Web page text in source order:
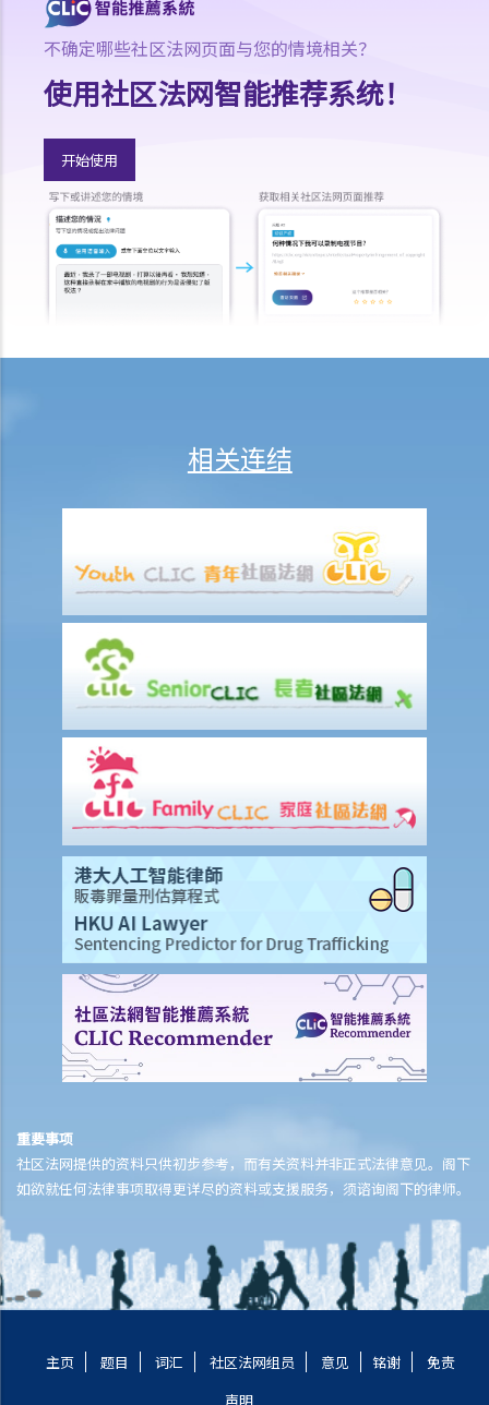
1. 签订正式买卖合约及缴付加付订金（大订）的一般步骤是怎样？
2. 我（作为买方）签订临时买卖合约后，才打算在正式买卖合约中加入
配偶或父母的姓名。我可否这样做？
意甚么？
4. 如果我想把我的物业给我的丈夫/妻子，我应该签订买卖合约还是执行
「 送楼契」？
5. 住宅物业买卖合约所徵收的印花税（厘印费）是多少？
6.「住宅」及「商业」物业之印花税缴付手续是否有所不同？
7. 买方否可申请廷迟缴交印花税？
9. 处理物业交易的律师费是多少？有关费用是否按楼价之定额比例计
11. 如果卖方/买方预期他会离开香港，因此无法签署正式买卖合约，他
违反买卖合约的后果
1. 如果合约一方有其他过失（例如卖方把单位厨房内的一个小窗口打
破），另外一方可否终止买卖合约或追讨赔偿？
1. 双方在签署正式买卖合约后但于交楼日之前，有一些新费用出现（例
如关于大厦的维修费），这些费用应由卖方或买方负担？
买卖居者有其屋
买卖兴建中的物业（楼花）
1. 预售楼花的「同意方案」及「非同意方案」有何分别？
2. 如果发展商 / 卖方未能如期完成兴建工程，因而延迟了交楼日期，买
方可否终止买卖合约及追讨赔偿？
大厦公契及业主立案法团
1. 业主立案法团及大厦管理人的功能是什么？
2. 如何成立业主立案法团？
举例说明
不确定哪些社区法网页面与您的情境相关？
使用社区法网智能推荐系统！
开始使用
相关连结
重要事项
社区法网提供的资料只供初步参考，而有关资料并非正式法律意见。阁下
如欲就任何法律事项取得更详尽的资料或支援服务，须谘询阁下的律师。
主页 题目 词汇 社区法网组员 意见 铭谢
免责
声明